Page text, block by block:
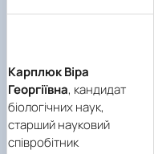
Карплюк Віра
Георгіївна, кандидат
біологічних наук,
старший науковий
співробітник